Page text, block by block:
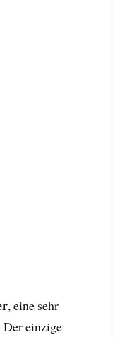
, eine sehr
Der einzige